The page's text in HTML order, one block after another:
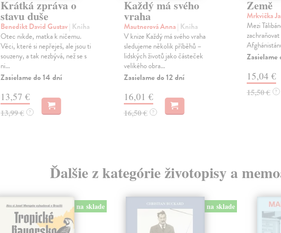
Krátká zpráva o
stavu duše
Benedikt David Gustav| Kniha
Otec nikde, matka k ničemu.
Věci, které si nepřeješ, ale jsou ti
souzeny, a tak nezbývá, než se s
ni...
Zasielame do 14 dní
13,57 €
13,99 € ?
Každý má svého
vraha
Mautnerová Anna| Kniha
V knize Každý má svého vraha
sledujeme několik příběhů –
lidských životů jako částeček
velikého obra...
Zasielame do 12 dní
16,01 €
16,50 € ?
Země
Mrkvička
Mezi
Zasielame
15,04 €
15,50 € ?
Ďalšie z kategórie životopisy a
na sklade na sklade